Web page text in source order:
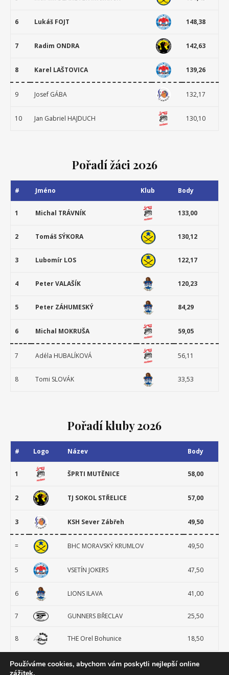
6 Lukáš FOJT 148,38
7 Radim ONDRA 142,63
8 Karel LAŠTOVICA 139,26
9 Josef GÁBA 132,17
10 Jan Gabriel HAJDUCH 130,10
Pořadí žáci 2026
# Jméno Klub Body
1 Michal TRÁVNÍK 133,00
2 Tomáš SÝKORA 130,12
3 Lubomír LOS 122,17
4 Peter VALAŠÍK 120,23
5 Peter ZÁHUMESKÝ 84,29
6 Michal MOKRUŠA 59,05
7 Adéla HUBALÍKOVÁ 56,11
8 Tomi SLOVÁK 33,53
Pořadí kluby 2026
# Logo Název Body
1 ŠPRTI MUTĚNICE 58,00
2 TJ SOKOL STŘELICE 57,00
3 KSH Sever Zábřeh 49,50
= BHC MORAVSKÝ KRUMLOV 49,50
5 VSETÍN JOKERS 47,50
6 LIONS ILAVA 41,00
7 GUNNERS BŘECLAV 25,50
8 THE Orel Bohunice 18,50
Používáme cookies, abychom vám poskytli nejlepší online